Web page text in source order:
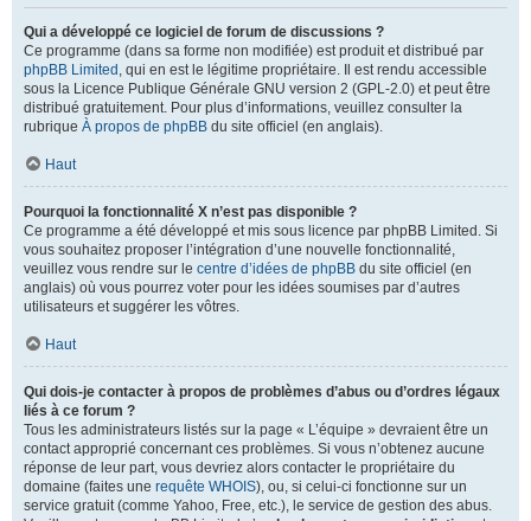
Qui a développé ce logiciel de forum de discussions ?
Ce programme (dans sa forme non modifiée) est produit et distribué par
phpBB Limited , qui en est le légitime propriétaire. Il est rendu accessible
sous la Licence Publique Générale GNU version 2 (GPL-2.0) et peut être
distribué gratuitement. Pour plus d’informations, veuillez consulter la
rubrique À propos de phpBB du site officiel (en anglais).
Haut
Pourquoi la fonctionnalité X n’est pas disponible ?
Ce programme a été développé et mis sous licence par phpBB Limited. Si
vous souhaitez proposer l’intégration d’une nouvelle fonctionnalité,
veuillez vous rendre sur le centre d’idées de phpBB du site officiel (en
anglais) où vous pourrez voter pour les idées soumises par d’autres
utilisateurs et suggérer les vôtres.
Haut
Qui dois-je contacter à propos de problèmes d’abus ou d’ordres légaux
liés à ce forum ?
Tous les administrateurs listés sur la page « L’équipe » devraient être un
contact approprié concernant ces problèmes. Si vous n’obtenez aucune
réponse de leur part, vous devriez alors contacter le propriétaire du
domaine (faites une requête WHOIS), ou, si celui-ci fonctionne sur un
service gratuit (comme Yahoo, Free, etc.), le service de gestion des abus.